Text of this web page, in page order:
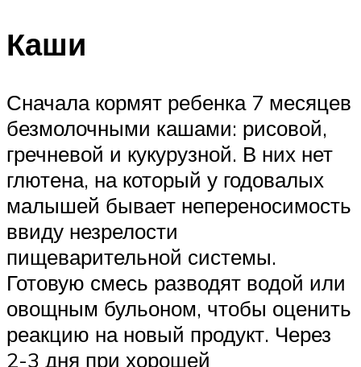
Каши
Сначала кормят ребенка 7 месяцев
безмолочными кашами: рисовой,
гречневой и кукурузной. В них нет
глютена, на который у годовалых
малышей бывает непереносимость
ввиду незрелости
пищеварительной системы.
Готовую смесь разводят водой или
овощным бульоном, чтобы оценить
реакцию на новый продукт. Через
2-3 дня при хорошей